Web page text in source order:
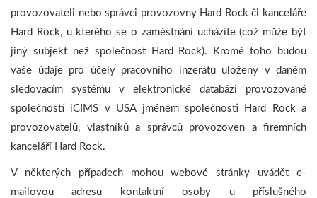
provozovateli nebo správci provozovny Hard Rock či kanceláře
Hard Rock, u kterého se o zaměstnání ucházíte (což může být
jiný subjekt než společnost Hard Rock). Kromě toho budou
vaše údaje pro účely pracovního inzerátu uloženy v daném
sledovacím systému v elektronické databázi provozované
společností iCIMS v USA jménem společnosti Hard Rock a
provozovatelů, vlastníků a správců provozoven a firemních
kanceláří Hard Rock.
V některých případech mohou webové stránky uvádět e-
mailovou adresu kontaktní osoby u příslušného